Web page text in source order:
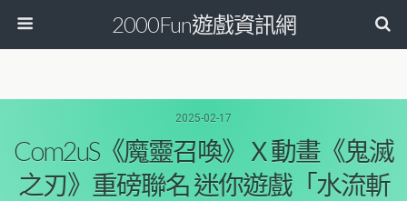
2000Fun遊戲資訊網
2025-02-17
Com2uS《魔靈召喚》Ｘ動畫《鬼滅
之刃》重磅聯名 迷你遊戲「水流斬